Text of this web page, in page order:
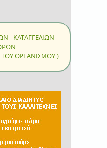
- ΚΑΤΑΓΓΕΛΙΩΝ –
ΤΟΥ ΟΡΓΑΝΙΣΜΟΥ )